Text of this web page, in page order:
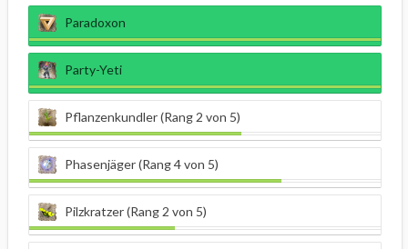
Paradoxon
Party-Yeti
Pflanzenkundler (Rang 2 von 5)
Phasenjäger (Rang 4 von 5)
Pilzkratzer (Rang 2 von 5)